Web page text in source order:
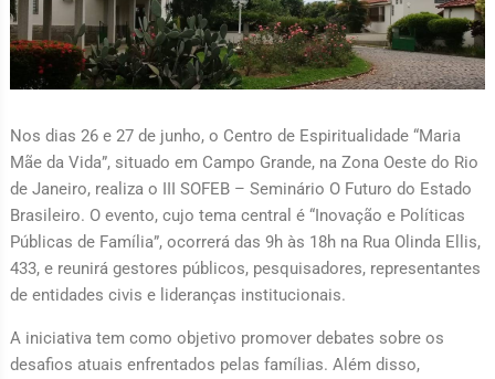
Nos dias 26 e 27 de junho, o Centro de Espiritualidade “Maria
Mãe da Vida”, situado em Campo Grande, na Zona Oeste do Rio
de Janeiro, realiza o III SOFEB – Seminário O Futuro do Estado
Brasileiro. O evento, cujo tema central é “Inovação e Políticas
Públicas de Família”, ocorrerá das 9h às 18h na Rua Olinda Ellis,
433, e reunirá gestores públicos, pesquisadores, representantes
de entidades civis e lideranças institucionais.
A iniciativa tem como objetivo promover debates sobre os
desafios atuais enfrentados pelas famílias. Além disso,